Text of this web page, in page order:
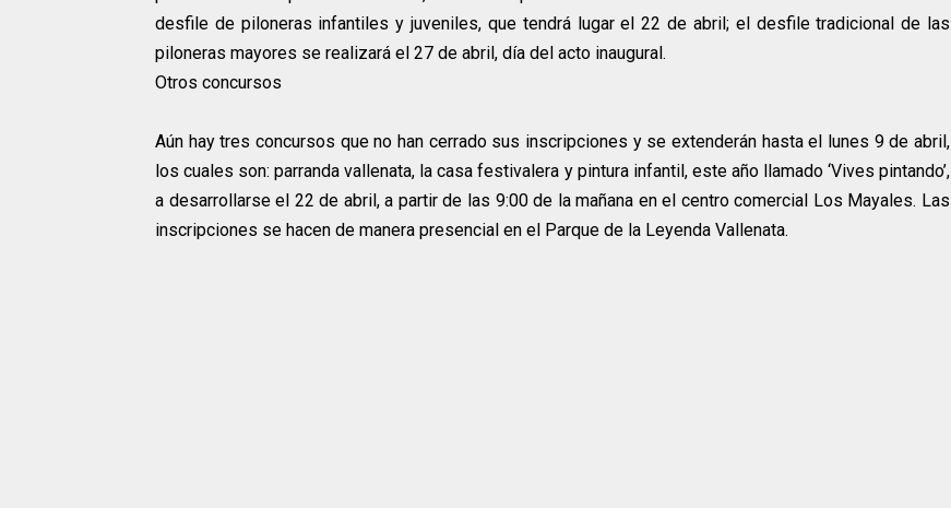
desfile de piloneras infantiles y juveniles, que tendrá lugar el 22 de abril; el desfile tradicional de las
piloneras mayores se realizará el 27 de abril, día del acto inaugural.
Otros concursos
Aún hay tres concursos que no han cerrado sus inscripciones y se extenderán hasta el lunes 9 de abril,
los cuales son: parranda vallenata, la casa festivalera y pintura infantil, este año llamado ‘Vives pintando’,
a desarrollarse el 22 de abril, a partir de las 9:00 de la mañana en el centro comercial Los Mayales. Las
inscripciones se hacen de manera presencial en el Parque de la Leyenda Vallenata.